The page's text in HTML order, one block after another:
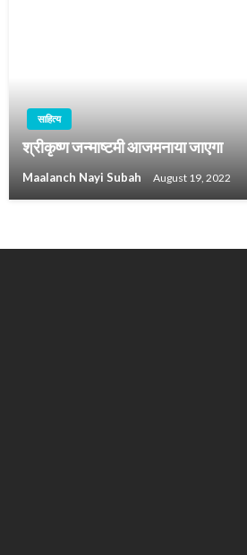
साहित्य
श्रीकृष्ण जन्माष्टमी आजमनाया जाएगा
Maalanch Nayi Subah August 19, 2022